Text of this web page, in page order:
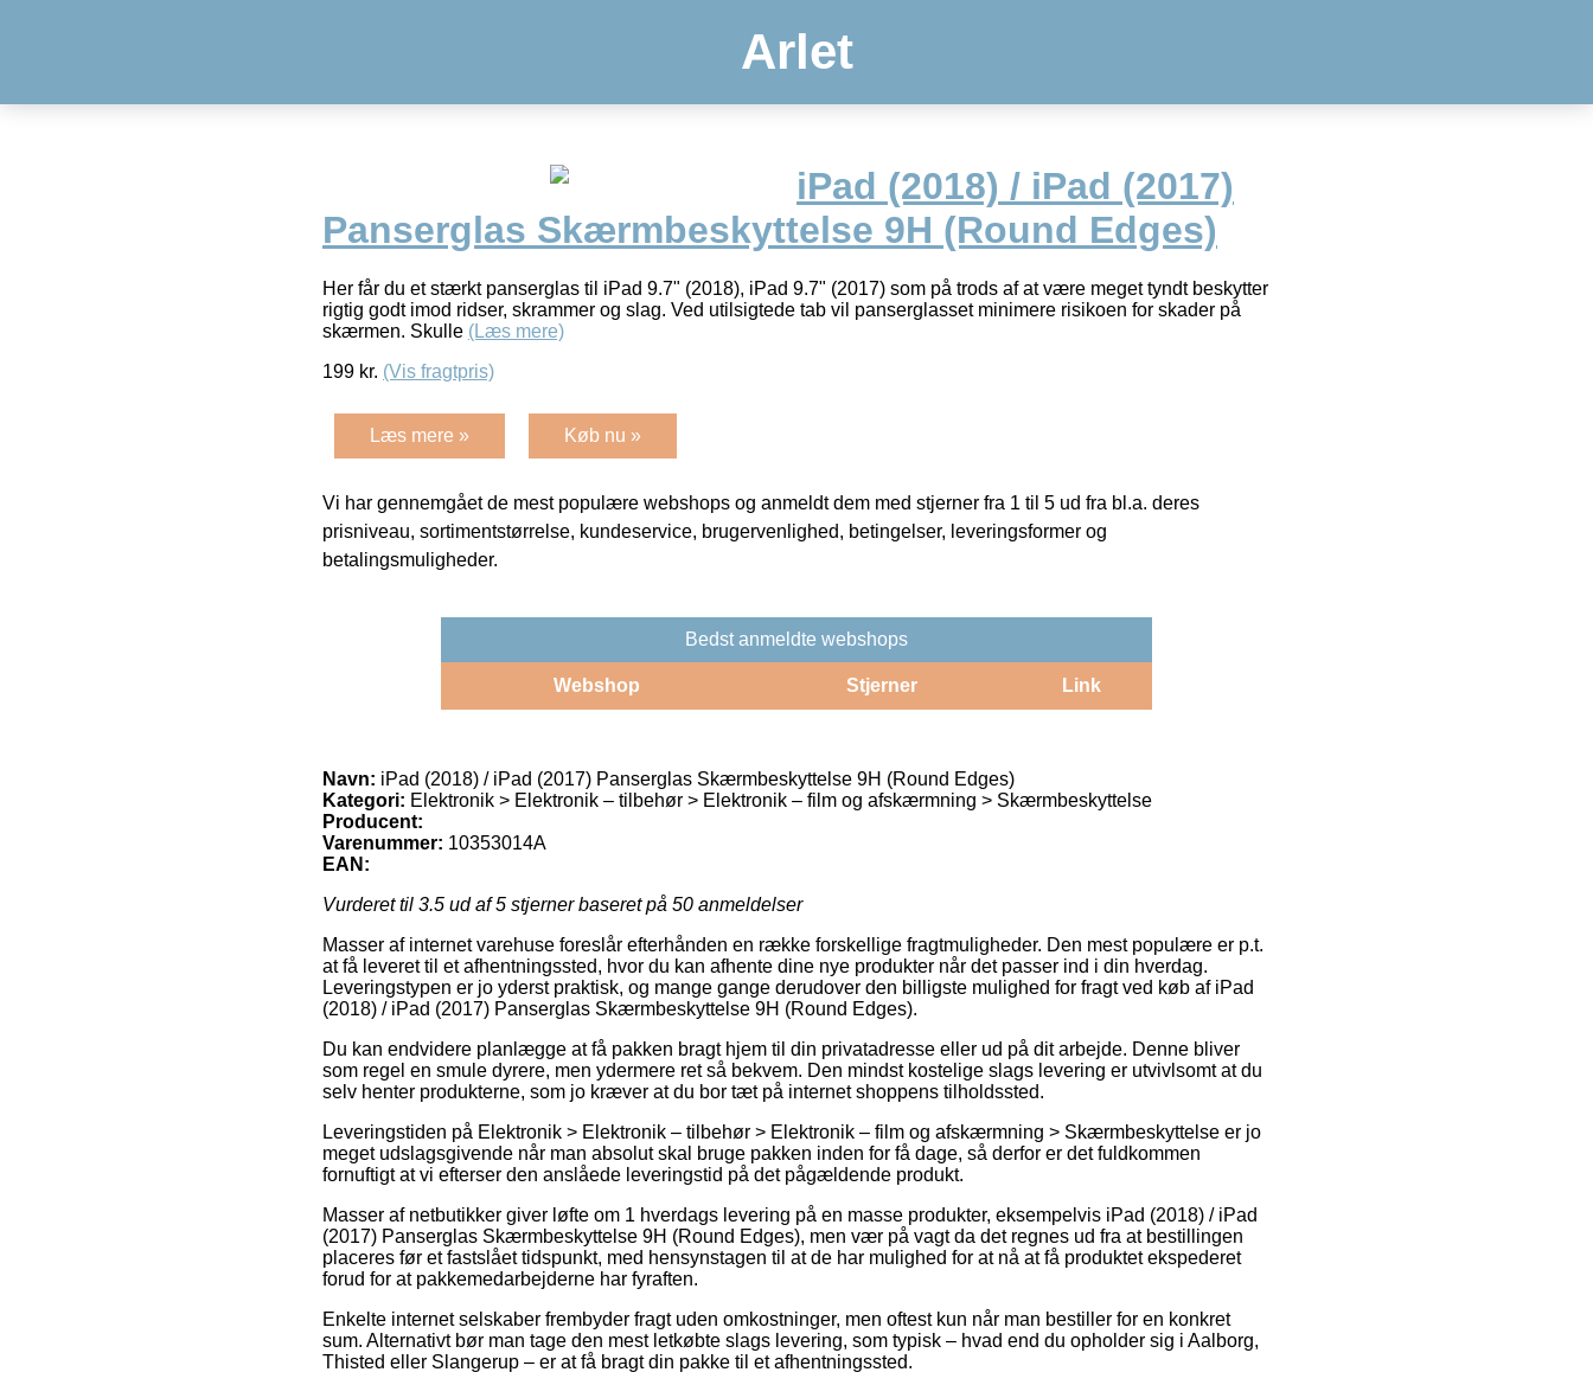
Arlet
iPad (2018) / iPad (2017)
Panserglas Skærmbeskyttelse 9H (Round Edges)
Her får du et stærkt panserglas til iPad 9.7" (2018), iPad 9.7" (2017) som på trods af at være meget tyndt beskytter
rigtig godt imod ridser, skrammer og slag. Ved utilsigtede tab vil panserglasset minimere risikoen for skader på
skærmen. Skulle (Læs mere)
199 kr. (Vis fragtpris)
Læs mere » Køb nu »
Vi har gennemgået de mest populære webshops og anmeldt dem med stjerner fra 1 til 5 ud fra bl.a. deres
prisniveau, sortimentstørrelse, kundeservice, brugervenlighed, betingelser, leveringsformer og
betalingsmuligheder.
Bedst anmeldte webshops
Webshop Stjerner Link
Navn: iPad (2018) / iPad (2017) Panserglas Skærmbeskyttelse 9H (Round Edges)
Kategori: Elektronik > Elektronik – tilbehør > Elektronik – film og afskærmning > Skærmbeskyttelse
Producent:
Varenummer: 10353014A
EAN:
Vurderet til 3.5 ud af 5 stjerner baseret på 50 anmeldelser
Masser af internet varehuse foreslår efterhånden en række forskellige fragtmuligheder. Den mest populære er p.t.
at få leveret til et afhentningssted, hvor du kan afhente dine nye produkter når det passer ind i din hverdag.
Leveringstypen er jo yderst praktisk, og mange gange derudover den billigste mulighed for fragt ved køb af iPad
(2018) / iPad (2017) Panserglas Skærmbeskyttelse 9H (Round Edges).
Du kan endvidere planlægge at få pakken bragt hjem til din privatadresse eller ud på dit arbejde. Denne bliver
som regel en smule dyrere, men ydermere ret så bekvem. Den mindst kostelige slags levering er utvivlsomt at du
selv henter produkterne, som jo kræver at du bor tæt på internet shoppens tilholdssted.
Leveringstiden på Elektronik > Elektronik – tilbehør > Elektronik – film og afskærmning > Skærmbeskyttelse er jo
meget udslagsgivende når man absolut skal bruge pakken inden for få dage, så derfor er det fuldkommen
fornuftigt at vi efterser den anslåede leveringstid på det pågældende produkt.
Masser af netbutikker giver løfte om 1 hverdags levering på en masse produkter, eksempelvis iPad (2018) / iPad
(2017) Panserglas Skærmbeskyttelse 9H (Round Edges), men vær på vagt da det regnes ud fra at bestillingen
placeres før et fastslået tidspunkt, med hensynstagen til at de har mulighed for at nå at få produktet ekspederet
forud for at pakkemedarbejderne har fyraften.
Enkelte internet selskaber frembyder fragt uden omkostninger, men oftest kun når man bestiller for en konkret
sum. Alternativt bør man tage den mest letkøbte slags levering, som typisk – hvad end du opholder sig i Aalborg,
Thisted eller Slangerup – er at få bragt din pakke til et afhentningssted.